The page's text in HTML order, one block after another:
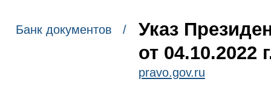
Банк документов /
Указ
от 04.10.2022
pravo.gov.ru